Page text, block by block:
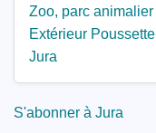
Zoo, parc animalier
Extérieur Poussette
Jura
S'abonner à Jura